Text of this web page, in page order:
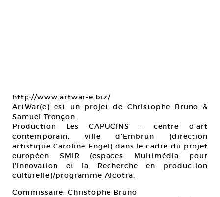
http://www.artwar-e.biz/
ArtWar(e) est un projet de Christophe Bruno &
Samuel Tronçon.
Production Les CAPUCINS – centre d’art
contemporain, ville d’Embrun (direction
artistique Caroline Engel) dans le cadre du projet
européen SMIR (espaces Multimédia pour
l’Innovation et la Recherche en production
culturelle)/programme Alcotra.
Commissaire: Christophe Bruno